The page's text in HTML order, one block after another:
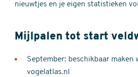
nieuwtjes en je eigen statistieken
Mijlpalen tot start
September: beschikbaar maken
vogelatlas.nl